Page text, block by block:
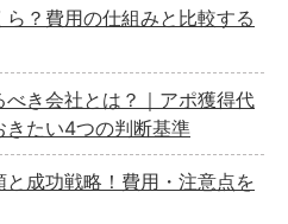
？費用の仕組みと比較する
き会社とは？｜アポ獲得代
たい4つの判断基準
成功戦略！費用・注意点を